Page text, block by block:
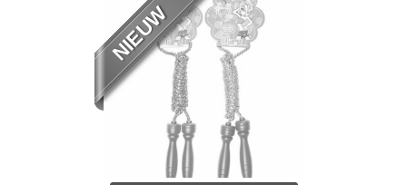
NIEUW